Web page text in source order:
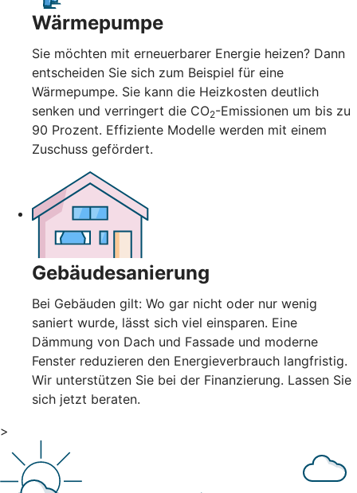
Wärmepumpe
Sie möchten mit erneuerbarer Energie heizen? Dann
entscheiden Sie sich zum Beispiel für eine
Wärmepumpe. Sie kann die Heizkosten deutlich
senken und verringert die CO2-Emissionen um bis zu
90 Prozent. Effiziente Modelle werden mit einem
Zuschuss gefördert.
Gebäudesanierung
Bei Gebäuden gilt: Wo gar nicht oder nur wenig
saniert wurde, lässt sich viel einsparen. Eine
Dämmung von Dach und Fassade und moderne
Fenster reduzieren den Energieverbrauch langfristig.
Wir unterstützen Sie bei der Finanzierung. Lassen Sie
sich jetzt beraten.
>